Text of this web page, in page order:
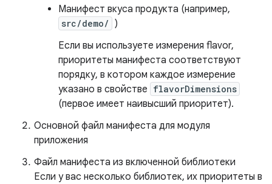
Манифест вкуса продукта (например,
src/demo/
)
Если вы используете измерения flavor,
приоритеты манифеста соответствуют
порядку, в котором каждое измерение
указано в свойстве flavorDimensions
(первое имеет наивысший приоритет).
Основной файл манифеста для модуля
приложения
Файл манифеста из включенной библиотеки
Если у вас несколько библиотек, их приоритеты в